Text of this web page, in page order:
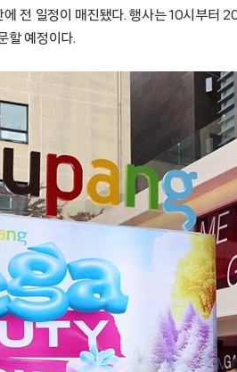
전 일정이 매진됐다. 행사는 10시부터
할 예정이다.